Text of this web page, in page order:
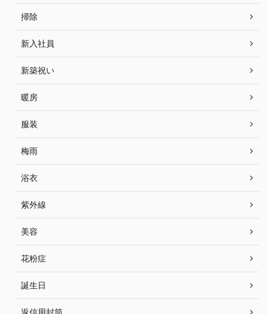
掃除
新入社員
新築祝い
暖房
服装
梅雨
浴衣
紫外線
美容
花粉症
誕生日
返信用封筒